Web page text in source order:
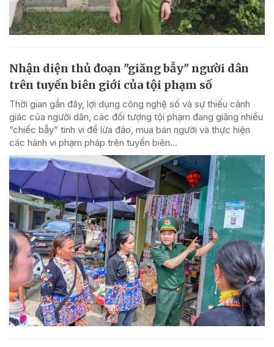
Nhận diện thủ đoạn "giăng bẫy" người dân
trên tuyến biên giới của tội phạm số
Thời gian gần đây, lợi dụng công nghệ số và sự thiếu cảnh
giác của người dân, các đối tượng tội phạm đang giăng nhiều
“chiếc bẫy” tinh vi để lừa đảo, mua bán người và thực hiện
các hành vi phạm pháp trên tuyến biên...